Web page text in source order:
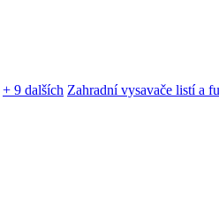
+ 9 dalších Zahradní vysavače listí a